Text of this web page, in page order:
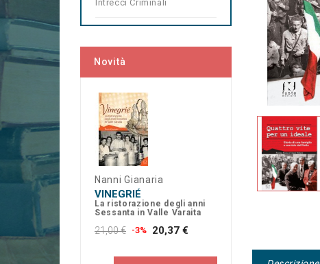
Intrecci Criminali
Novità
Nanni Gianaria
VINEGRIÉ
La ristorazione degli anni
Sessanta in Valle Varaita
21,00 € -3% 20,37 €